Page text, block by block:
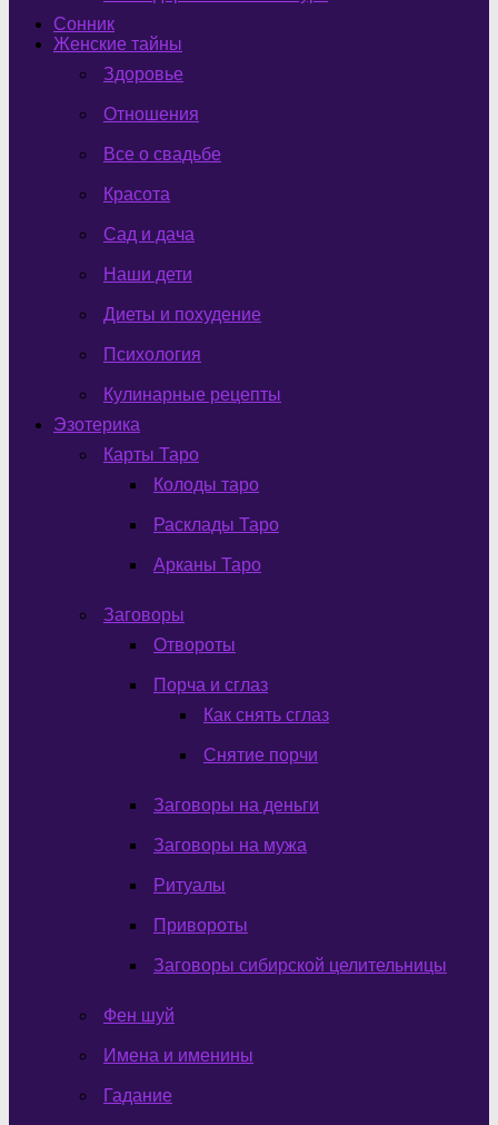
Сонник
Женские тайны
Здоровье
Отношения
Все о свадьбе
Красота
Сад и дача
Наши дети
Диеты и похудение
Психология
Кулинарные рецепты
Эзотерика
Карты Таро
Колоды таро
Расклады Таро
Арканы Таро
Заговоры
Отвороты
Порча и сглаз
Как снять сглаз
Снятие порчи
Заговоры на деньги
Заговоры на мужа
Ритуалы
Привороты
Заговоры сибирской целительницы
Фен шуй
Имена и именины
Гадание